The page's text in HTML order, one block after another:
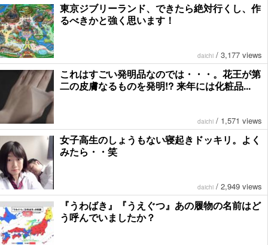
東京ジブリーランド、できたら絶対行くし、作
るべきかと強く思います！
daichi / 3,177 views
これはすごい発明品なのでは・・・。花王が第
二の皮膚なるものを発明!? 来年には化粧品...
daichi / 1,571 views
女子高生のしょうもない寝起きドッキリ。よく
みたら・・笑
daichi / 2,949 views
『うわばき』『うえぐつ』あの履物の名前はど
う呼んでいましたか？